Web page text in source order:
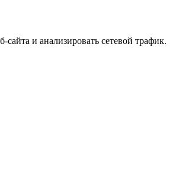
и анализировать сетевой трафик.